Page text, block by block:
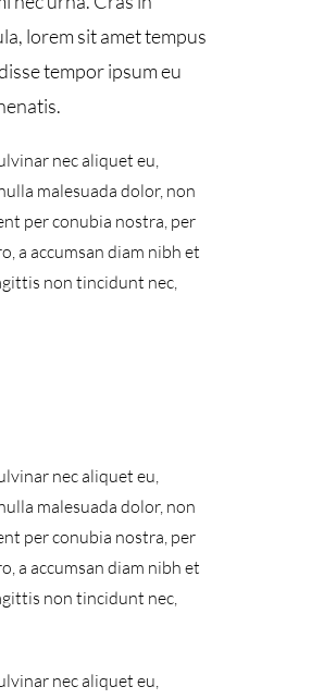
lorem sit amet tempus
tempor ipsum eu
nec aliquet eu,
malesuada dolor, non
per conubia nostra, per
a accumsan diam nibh et
non tincidunt nec,
nec aliquet eu,
malesuada dolor, non
per conubia nostra, per
a accumsan diam nibh et
non tincidunt nec,
nec aliquet eu,